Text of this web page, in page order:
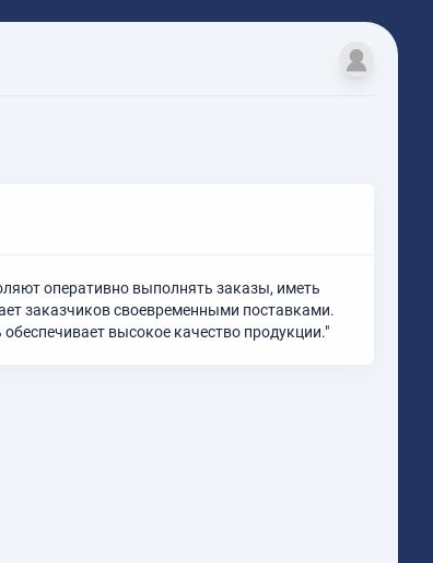
оперативно выполнять заказы, иметь
заказчиков своевременными поставками.
высокое качество продукции."